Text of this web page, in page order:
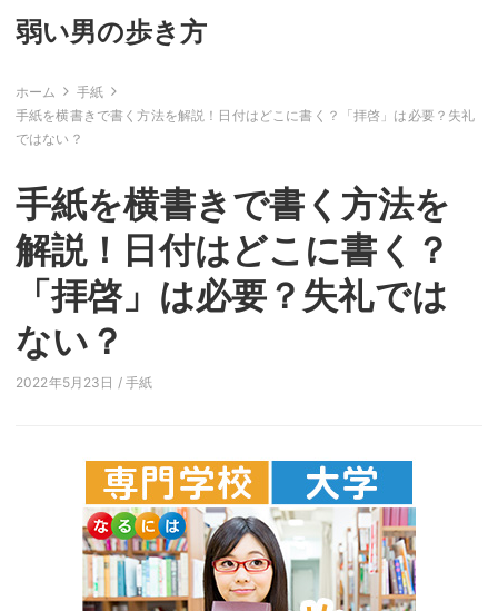
弱い男の歩き方
ホーム
手紙
手紙を横書きで書く方法を解説！日付はどこに書く？「拝啓」は必要？失礼
ではない？
手紙を横書きで書く方法を
解説！日付はどこに書く？
「拝啓」は必要？失礼では
ない？
2022年5月23日 /手紙